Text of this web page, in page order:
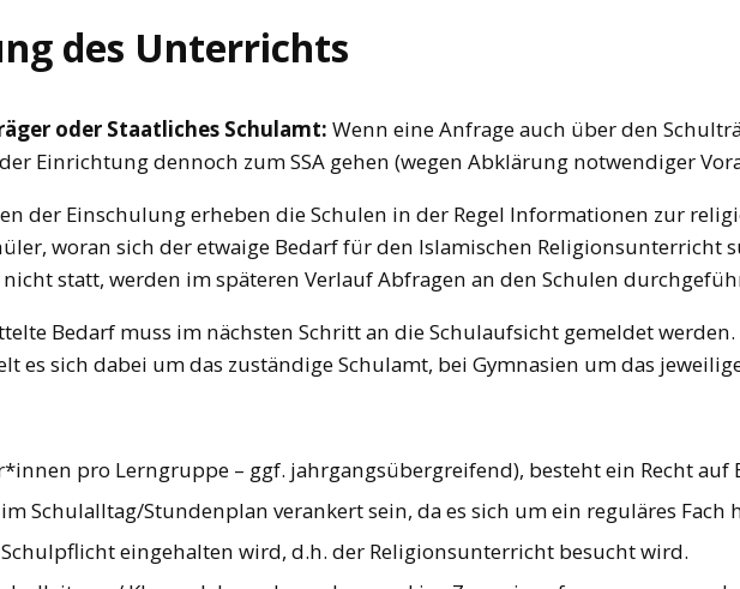
des Unterrichts
oder Staatliches Schulamt: Wenn eine Anfrage auch über den
Einrichtung dennoch zum SSA gehen (wegen Abklärung notwendiger
der Einschulung erheben die Schulen in der Regel Informationen zur
woran sich der etwaige Bedarf für den Islamischen Religionsunterricht
statt, werden im späteren Verlauf Abfragen an den Schulen
Bedarf muss im nächsten Schritt an die Schulaufsicht gemeldet
es sich dabei um das zuständige Schulamt, bei Gymnasien um das
pro Lerngruppe – ggf. jahrgangsübergreifend), besteht ein Recht auf
Schulalltag/Stundenplan verankert sein, da es sich um ein reguläres Fach
eingehalten wird, d.h. der Religionsunterricht besucht wird.